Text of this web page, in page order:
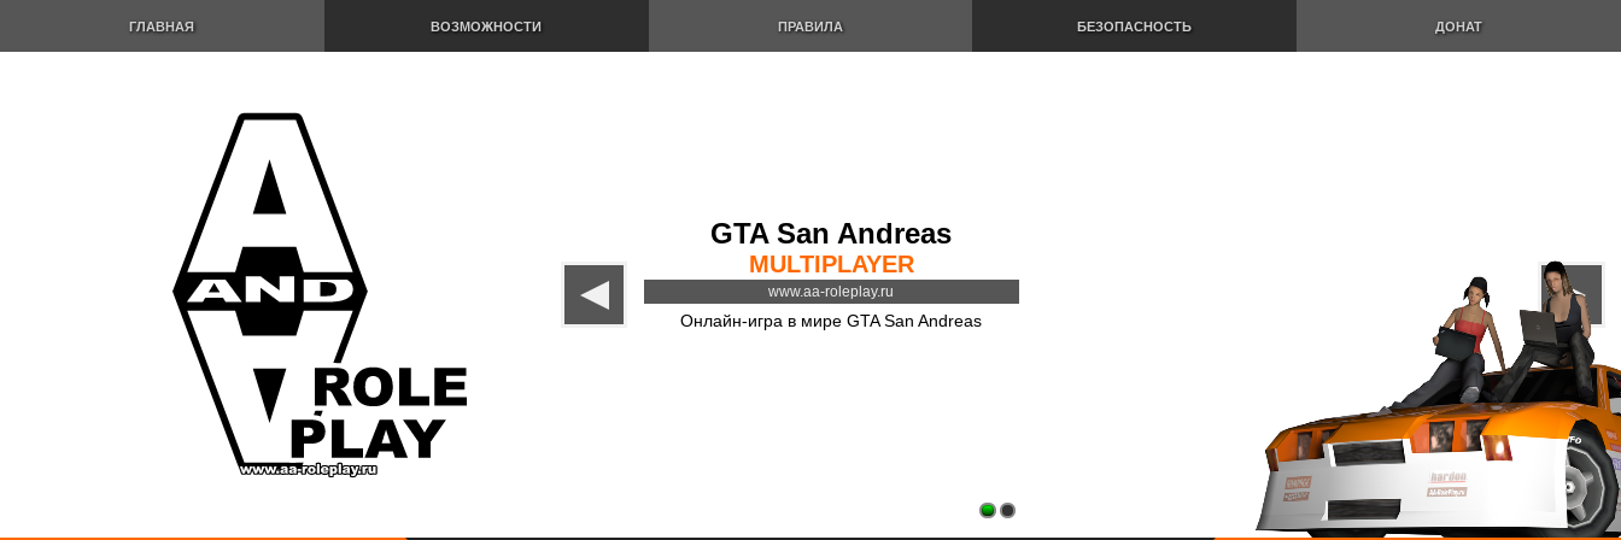
ГЛАВНАЯ ВОЗМОЖНОСТИ ПРАВИЛА БЕЗОПАСНОСТЬ ДОНАТ
GTA San Andreas
MULTIPLAYER
Онлайн-игра в мире GTA San Andreas
www.aa-roleplay.ru